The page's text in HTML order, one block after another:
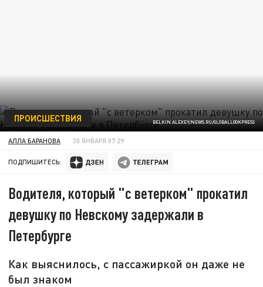
BELKIN ALEXEY/NEWS.RU/GLOBALLOOKPRESS
ПРОИСШЕСТВИЯ
АЛЛА БАРАНОВА 30 ЯНВАРЯ 07:29
ПОДПИШИТЕСЬ:
Водителя, который "с ветерком" прокатил
девушку по Невскому задержали в
Петербурге
Как выяснилось, с пассажиркой он даже не
был знаком